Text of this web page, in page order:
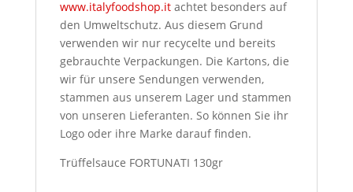
www.italyfoodshop.itachtet besonders auf
den Umweltschutz. Aus diesem Grund
verwenden wir nur recycelte und bereits
gebrauchte Verpackungen. Die Kartons, die
wir für unsere Sendungen verwenden,
stammen aus unserem Lager und stammen
von unseren Lieferanten. So können Sie ihr
Logo oder ihre Marke darauf finden.
Trüffelsauce FORTUNATI 130gr